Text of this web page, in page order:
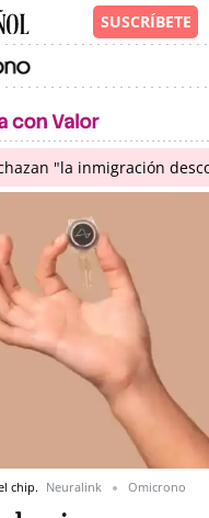
"la inmigración
chip. Neuralink Omicrono